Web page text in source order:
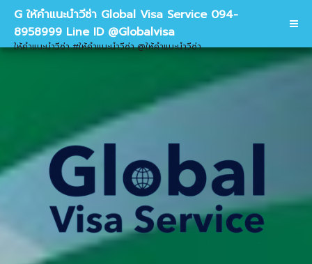
G ให้คำแนะนำวีซ่า Global Visa Service 094-
8958999 Line ID @Globalvisa
ให้คำแนะนำวีซ่า #ให้คำแนะนำวีซ่า @ให้คำแนะนำวีซ่า